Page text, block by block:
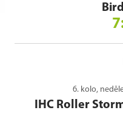
6. kolo,
IHC Roller